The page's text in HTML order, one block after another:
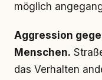
möglich
Aggression
Menschen.
das Verhalten